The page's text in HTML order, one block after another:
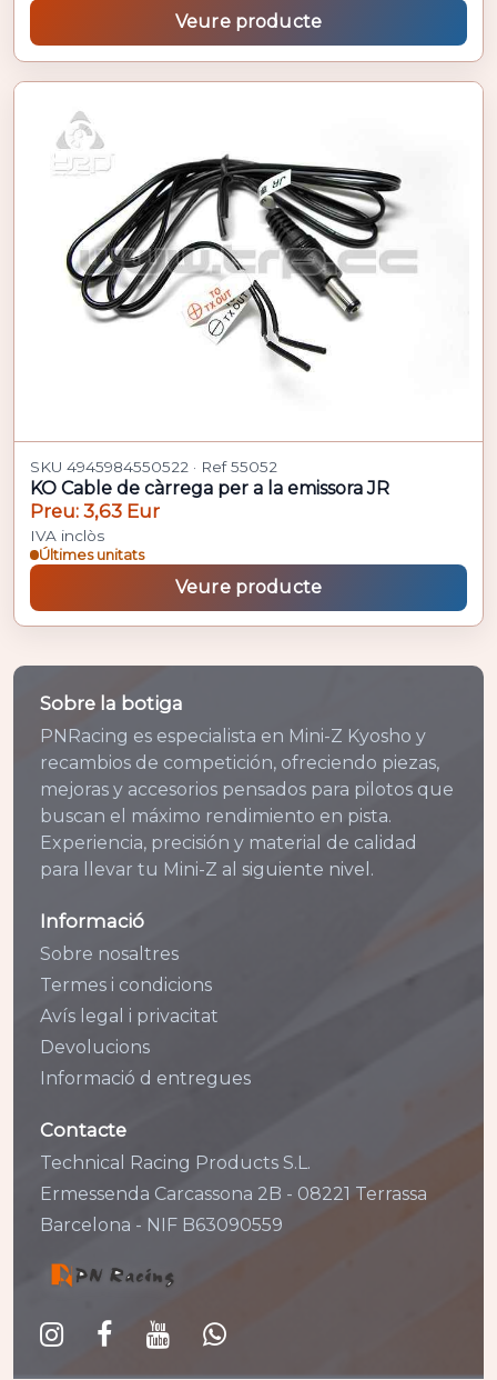
Veure producte
SKU 4945984550522 · Ref 55052
KO Cable de càrrega per a la emissora JR
Preu: 3,63 Eur
IVA inclòs
Últimes unitats
Veure producte
Sobre la botiga
PNRacing es especialista en Mini-Z Kyosho y
recambios de competición, ofreciendo piezas,
mejoras y accesorios pensados para pilotos que
buscan el máximo rendimiento en pista.
Experiencia, precisión y material de calidad
para llevar tu Mini-Z al siguiente nivel.
Informació
Sobre nosaltres
Termes i condicions
Avís legal i privacitat
Devolucions
Informació d entregues
Contacte
Technical Racing Products S.L.
Ermessenda Carcassona 2B - 08221 Terrassa
Barcelona - NIF B63090559